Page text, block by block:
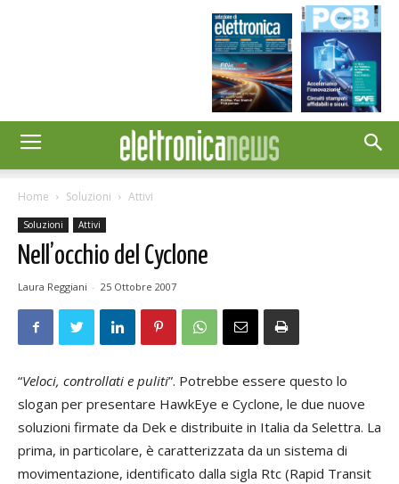
Home Soluzioni Attivi
Soluzioni Attivi
Nell’occhio del Cyclone
Laura Reggiani - 25 Ottobre 2007
“Veloci, controllati e puliti”. Potrebbe essere questo lo
slogan per presentare HawkEye e Cyclone, le due nuove
soluzioni firmate da Dek e distribuite in Italia da Selettra. La
prima, in particolare, è caratterizzata da un sistema di
movimentazione, identificato dalla sigla Rtc (Rapid Transit